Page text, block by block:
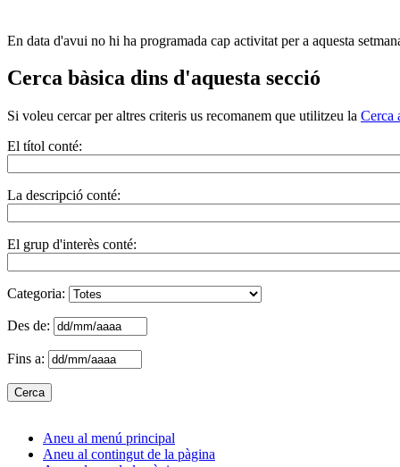
En data d'avui no hi ha programada cap activitat per a aquesta
Cerca bàsica dins d'aquesta secció
Si voleu cercar per altres criteris us recomanem que utilitzeu la Cerca
El títol conté:
La descripció conté:
El grup d'interès conté:
Categoria:
Des de:
Fins a:
Aneu al menú principal
Aneu al contingut de la pàgina